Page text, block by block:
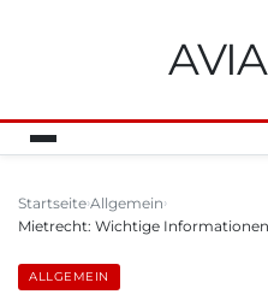
Startseite Allgemein
Mietrecht: Wichtige
ALLGEMEIN